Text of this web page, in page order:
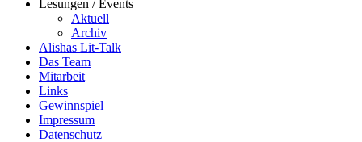
Lesungen / Events
Aktuell
Archiv
Alishas Lit-Talk
Das Team
Mitarbeit
Links
Gewinnspiel
Impressum
Datenschutz